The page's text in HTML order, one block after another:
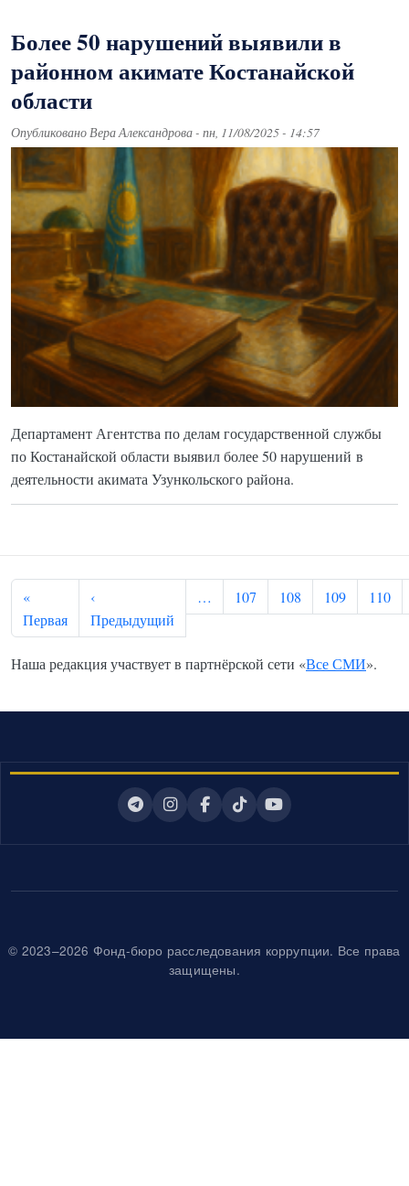
Более 50 нарушений выявили в
районном акимате Костанайской
области
ОпубликованоВера Александрова- пн, 11/08/2025 - 14:57
Департамент Агентства по делам государственной службы
по Костанайской области выявил более 50 нарушений в
деятельности акимата Узункольского района.
Нумерация страниц
«
ПерваяПервая страница
‹
Предыдущий Предыдущая страница
… 107 108 109 110
Наша редакция участвует в партнёрской сети «Все СМИ».
© 2023–2026 Фонд-бюро расследования коррупции. Все права
защищены.